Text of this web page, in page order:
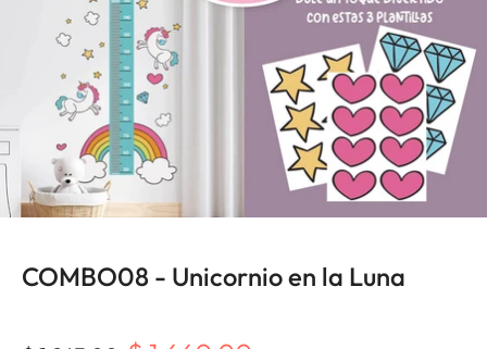
COMBO08 - Unicornio en la Luna